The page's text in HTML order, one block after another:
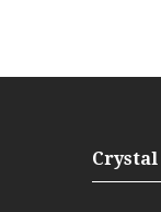
Crystal